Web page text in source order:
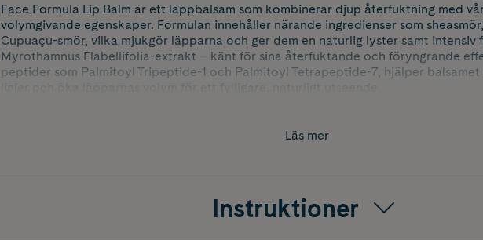
Face Formula Lip Balm är ett läppbalsam som kombinerar djup återfuktning med
volymgivande egenskaper. Formulan innehåller närande ingredienser som
Cupuaçu-smör, vilka mjukgör läpparna och ger dem en naturlig lyster samt intensiv
Myrothamnus Flabellifolia-extrakt – känt för sina återfuktande och föryngrande
peptider som Palmitoyl Tripeptide-1 och Palmitoyl Tetrapeptide-7, hjälper
linjer och öka läpparnas volym för ett fylligare, naturligt utseende.
Läs mer
Instruktioner